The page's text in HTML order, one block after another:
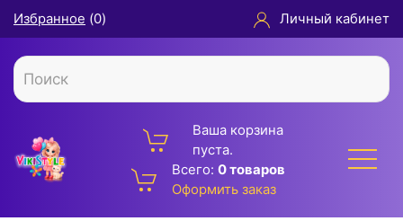
Избранное (0) Личный кабинет
Ваша корзина
пуста.
Всего: 0 товаров
Оформить заказ